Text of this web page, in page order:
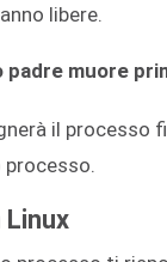
libere.
muore
il processo
Linux